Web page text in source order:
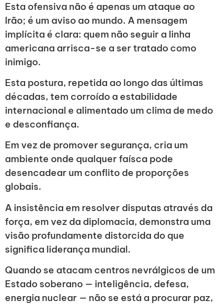
Esta ofensiva não é apenas um ataque ao
Irão; é um aviso ao mundo. A mensagem
implícita é clara: quem não seguir a linha
americana arrisca-se a ser tratado como
inimigo.
Esta postura, repetida ao longo das últimas
décadas, tem corroído a estabilidade
internacional e alimentado um clima de medo
e desconfiança.
Em vez de promover segurança, cria um
ambiente onde qualquer faísca pode
desencadear um conflito de proporções
globais.
A insistência em resolver disputas através da
força, em vez da diplomacia, demonstra uma
visão profundamente distorcida do que
significa liderança mundial.
Quando se atacam centros nevrálgicos de um
Estado soberano — inteligência, defesa,
energia nuclear — não se está a procurar paz,